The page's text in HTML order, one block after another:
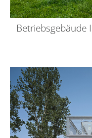
Betriebsgebäude